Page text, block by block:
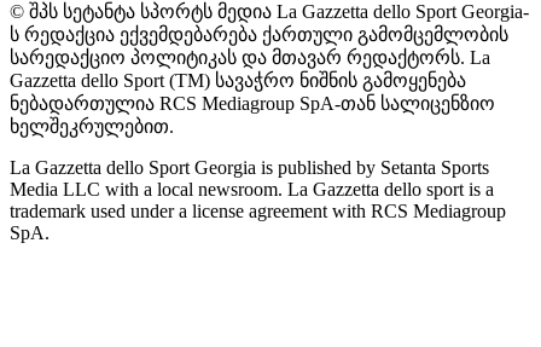
© შპს სეტანტა სპორტს მედია La Gazzetta dello Sport Georgia-
ს რედაქცია ექვემდებარება ქართული გამომცემლობის
სარედაქციო პოლიტიკას და მთავარ რედაქტორს. La
Gazzetta dello Sport (TM) სავაჭრო ნიშნის გამოყენება
ნებადართულია RCS Mediagroup SpA-თან სალიცენზიო
ხელშეკრულებით.
La Gazzetta dello Sport Georgia is published by Setanta Sports
Media LLC with a local newsroom. La Gazzetta dello sport is a
trademark used under a license agreement with RCS Mediagroup
SpA.